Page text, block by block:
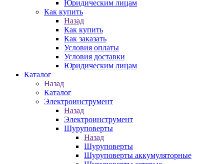
Юридическим лицам
Как купить
Назад
Как купить
Как заказать
Условия оплаты
Условия доставки
Юридическим лицам
Каталог
Назад
Каталог
Электроинструмент
Назад
Электроинструмент
Шуруповерты
Назад
Шуруповерты
Шуруповерты аккумуляторные